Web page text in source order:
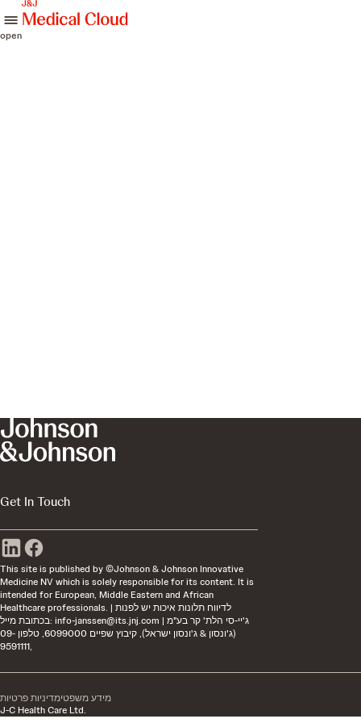
open
Get In Touch
This site is published by ©Johnson & Johnson Innovative
Medicine NV which is solely responsible for its content. It is
intended for European, Middle Eastern and African
Healthcare professionals. | לדיווח תלונות איכות יש לפנות
בכתובת מייל: info-janssen@its.jnj.com | ג'יי-סי הלת' קר בע"מ
(ג'ונסון & ג'ונסון ישראל), קיבוץ שפיים 6099000, טלפון 09-
9591111,
J-C Health Care Ltd.
מדיניות פרטיותמידע משפטי